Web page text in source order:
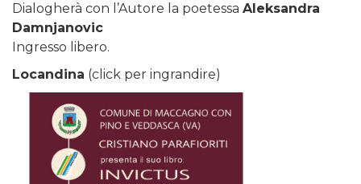
Dialogherà con l’Autore la poetessa Aleksandra
Damnjanovic
Ingresso libero.
Locandina (click per ingrandire)